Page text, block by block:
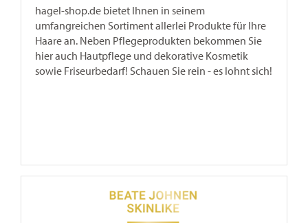
hagel-shop.de bietet Ihnen in seinem
umfangreichen Sortiment allerlei Produkte für Ihre
Haare an. Neben Pflegeprodukten bekommen Sie
hier auch Hautpflege und dekorative Kosmetik
sowie Friseurbedarf! Schauen Sie rein - es lohnt sich!